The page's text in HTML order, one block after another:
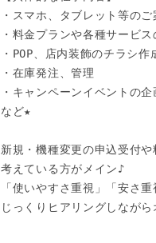
・スマホ、タブレット等のご
・料金プランや各種サービス
・POP、店内装飾のチラシ作
・在庫発注、管理
・キャンペーンイベントの企
など★
新規・機種変更の申込受付
考えている方がメイン♪
「使いやすさ重視」「安さ
じっくりヒアリングしなが